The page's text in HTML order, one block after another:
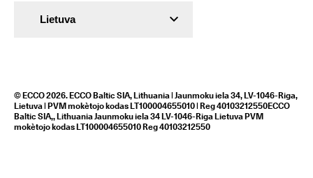
© ECCO 2026. ECCO Baltic SIA, Lithuania | Jaunmoku iela 34, LV-1046-Riga,
Lietuva | PVM mokètojo kodas LT100004655010 | Reg 40103212550ECCO
Baltic SIA,, Lithuania Jaunmoku iela 34 LV-1046-Riga Lietuva PVM
mokètojo kodas LT100004655010 Reg 40103212550
Lietuva